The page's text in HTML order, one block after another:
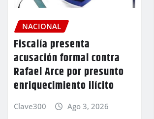
NACIONAL
Fiscalía presenta
acusación formal contra
Rafael Arce por presunto
enriquecimiento ilícito
Clave300 Ago 3, 2026